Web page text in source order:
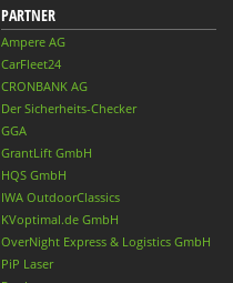
PARTNER
Ampere AG
CarFleet24
CRONBANK AG
Der Sicherheits-Checker
GGA
GrantLift GmbH
HQS GmbH
IWA OutdoorClassics
KVoptimal.de GmbH
OverNight Express & Logistics GmbH
PiP Laser